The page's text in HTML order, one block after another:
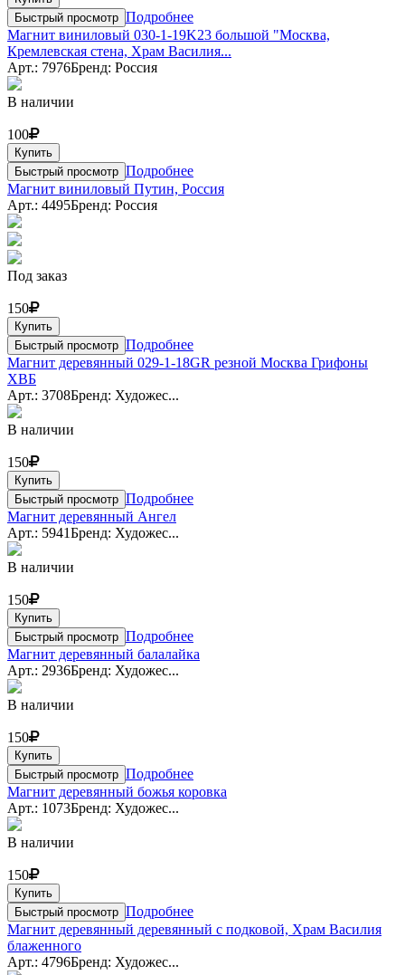
Быстрый просмотр Подробнее
Магнит виниловый 030-1-19K23 большой "Москва,
Кремлевская стена, Храм Василия...
Арт.: 7976Бренд: Россия
В наличии
100
Купить
Быстрый просмотр Подробнее
Магнит виниловый Путин, Россия
Арт.: 4495Бренд: Россия
Под заказ
150
Купить
Быстрый просмотр Подробнее
Магнит деревянный 029-1-18GR резной Москва Грифоны
ХВБ
Арт.: 3708Бренд: Художес...
В наличии
150
Купить
Быстрый просмотр Подробнее
Магнит деревянный Ангел
Арт.: 5941Бренд: Художес...
В наличии
150
Купить
Быстрый просмотр Подробнее
Магнит деревянный балалайка
Арт.: 2936Бренд: Художес...
В наличии
150
Купить
Быстрый просмотр Подробнее
Магнит деревянный божья коровка
Арт.: 1073Бренд: Художес...
В наличии
150
Купить
Быстрый просмотр Подробнее
Магнит деревянный деревянный с подковой, Храм Василия
блаженного
Арт.: 4796Бренд: Художес...